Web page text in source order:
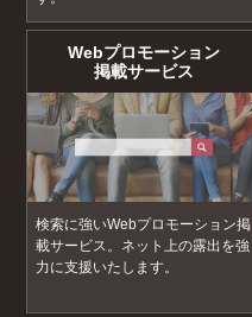
Webプロモーション
掲載サービス
検索に強いWebプロモーション掲
載サービス。ネット上の露出を強
力に支援いたします。